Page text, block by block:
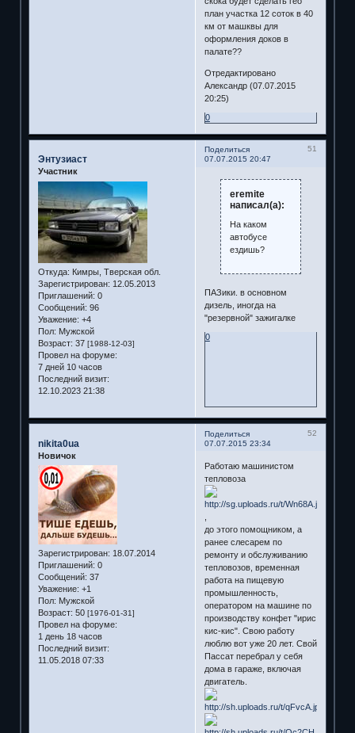
план участка 12 соток в 40
км от машквы для
оформления доков в
палате??
Отредактировано
Александр (07.07.2015
20:25)
0
Поделиться
51
07.07.2015 20:47
Энтузиаст
Участник
Откуда: Кимры, Тверская обл.
Зарегистрирован: 12.05.2013
Приглашений: 0
Сообщений: 96
Уважение: +4
Пол: Мужской
Возраст: 37 [1988-12-03]
Провел на форуме:
7 дней 10 часов
Последний визит:
12.10.2023 21:38
eremite
написал(а):
На каком
автобусе
ездишь?
ПАЗики. в основном
дизель, иногда на
"резервной" зажигалке
0
Поделиться
52
07.07.2015 23:34
nikita0ua
Новичок
Зарегистрирован: 18.07.2014
Приглашений: 0
Сообщений: 37
Уважение: +1
Пол: Мужской
Возраст: 50 [1976-01-31]
Провел на форуме:
1 день 18 часов
Последний визит:
11.05.2018 07:33
Работаю машинистом
тепловоза
до этого помощником, а
ранее слесарем по
ремонту и обслуживанию
тепловозов, временная
работа на пищевую
промышленность,
оператором на машине по
производству конфет "ирис
кис-кис". Свою работу
люблю вот уже 20 лет. Свой
Пассат перебрал у себя
дома в гараже, включая
двигатель.